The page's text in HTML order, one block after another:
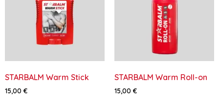
STARBALM Warm Stick
15,00 €
STARBALM Warm Roll-on
15,00 €